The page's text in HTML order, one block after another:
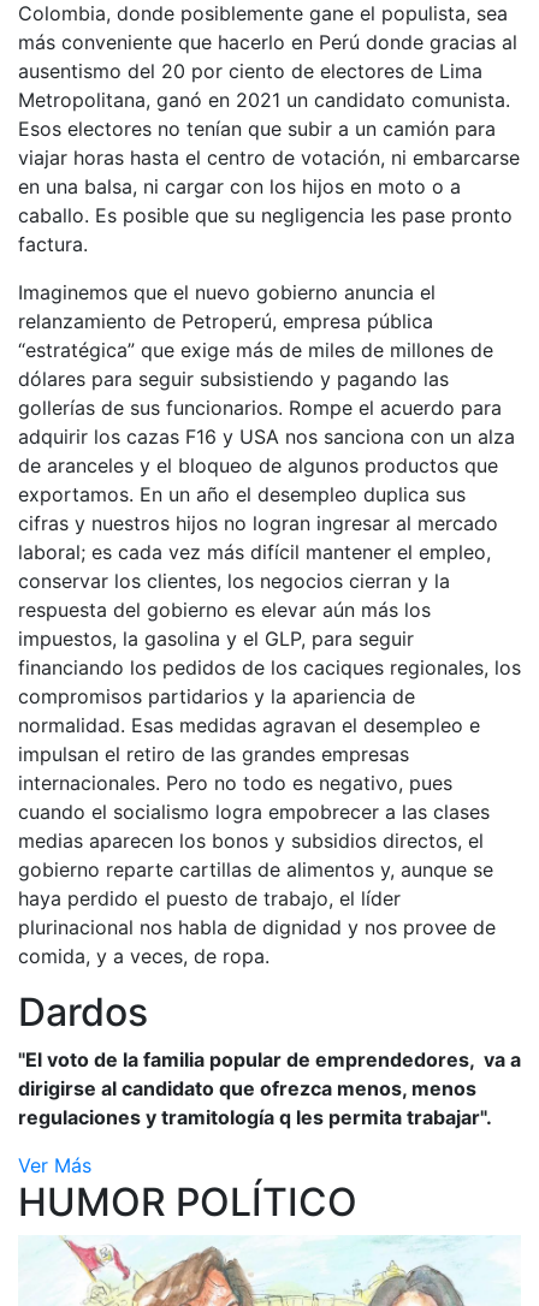
Colombia, donde posiblemente gane el populista, sea
más conveniente que hacerlo en Perú donde gracias al
ausentismo del 20 por ciento de electores de Lima
Metropolitana, ganó en 2021 un candidato comunista.
Esos electores no tenían que subir a un camión para
viajar horas hasta el centro de votación, ni embarcarse
en una balsa, ni cargar con los hijos en moto o a
caballo. Es posible que su negligencia les pase pronto
factura.
Imaginemos que el nuevo gobierno anuncia el
relanzamiento de Petroperú, empresa pública
“estratégica” que exige más de miles de millones de
dólares para seguir subsistiendo y pagando las
gollerías de sus funcionarios. Rompe el acuerdo para
adquirir los cazas F16 y USA nos sanciona con un alza
de aranceles y el bloqueo de algunos productos que
exportamos. En un año el desempleo duplica sus
cifras y nuestros hijos no logran ingresar al mercado
laboral; es cada vez más difícil mantener el empleo,
conservar los clientes, los negocios cierran y la
respuesta del gobierno es elevar aún más los
impuestos, la gasolina y el GLP, para seguir
financiando los pedidos de los caciques regionales, los
compromisos partidarios y la apariencia de
normalidad. Esas medidas agravan el desempleo e
impulsan el retiro de las grandes empresas
internacionales. Pero no todo es negativo, pues
cuando el socialismo logra empobrecer a las clases
medias aparecen los bonos y subsidios directos, el
gobierno reparte cartillas de alimentos y, aunque se
haya perdido el puesto de trabajo, el líder
plurinacional nos habla de dignidad y nos provee de
comida, y a veces, de ropa.
Dardos
"El voto de la familia popular de emprendedores, va a
dirigirse al candidato que ofrezca menos, menos
regulaciones y tramitología q les permita trabajar".
Ver Más
HUMOR POLÍTICO